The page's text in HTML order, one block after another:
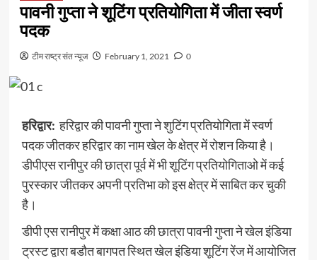
पावनी गुप्ता ने शूटिंग प्रतियोगिता में जीता स्वर्ण
पदक
टीम राष्ट्र संत न्यूज February 1, 2021 0
हरिद्वार: हरिद्वार की पावनी गुप्ता ने शुटिंग प्रतियोगिता में स्वर्ण
पदक जीतकर हरिद्वार का नाम खेल के क्षेत्र में रोशन किया है।
डीपीएस रानीपुर की छात्रा पूर्व में भी शूटिंग प्रतियोगिताओ में कई
पुरस्कार जीतकर अपनी प्रतिभा को इस क्षेत्र में साबित कर चुकी
है।
डीपी एस रानीपुर में कक्षा आठ की छात्रा पावनी गुप्ता ने खेल इंडिया
ट्रस्ट द्वारा बडौत बागपत स्थित खेल इंडिया शूटिंग रेंज में आयोजित